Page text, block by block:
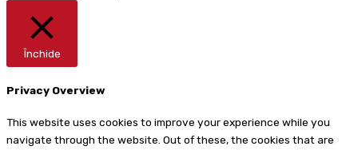
Închide
Privacy Overview
This website uses cookies to improve your experience while you
navigate through the website. Out of these, the cookies that are